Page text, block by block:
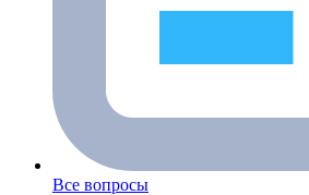
Все вопросы